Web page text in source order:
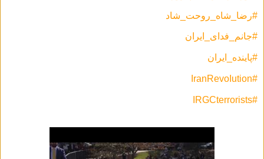
#رضا_شاه_روحت_شاد
#جانم_فدای_ایران
#پاينده_ایران
#IranRevoIution
#IRGCterrorists